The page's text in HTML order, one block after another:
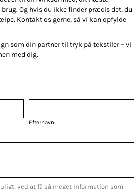
Og hvis du ikke finder præcis det, du
Kontakt os gerne, så vi kan opfylde
som din partner til tryk på tekstiler – vi
med dig.
Efternavn